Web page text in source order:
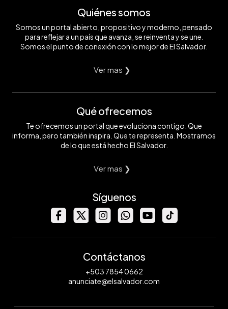
Quiénes somos
Somos un portal abierto, propositivo y moderno, pensado
para reflejar a un país que avanza, se reinventa y se une.
Somos el punto de conexión con lo mejor de El Salvador.
Ver mas ❯
Qué ofrecemos
Te ofrecemos un portal que evoluciona contigo. Que
informa, pero también inspira. Que te representa. Mostramos
de lo que está hecho El Salvador.
Ver mas ❯
Síguenos
Contáctanos
+503 7854 0662
anunciate@elsalvador.com